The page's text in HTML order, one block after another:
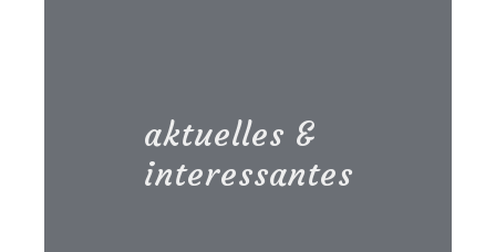
aktuelles &
interessantes